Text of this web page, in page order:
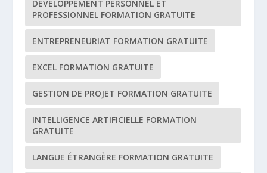
DÉVELOPPEMENT PERSONNEL ET
PROFESSIONNEL FORMATION GRATUITE
ENTREPRENEURIAT FORMATION GRATUITE
EXCEL FORMATION GRATUITE
GESTION DE PROJET FORMATION GRATUITE
INTELLIGENCE ARTIFICIELLE FORMATION
GRATUITE
LANGUE ÉTRANGÈRE FORMATION GRATUITE